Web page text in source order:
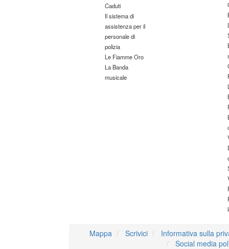
Caduti
Il sistema di
assistenza per il
personale di
polizia
Le Fiamme Oro
La Banda
musicale
Mappa Scrivici
Informativa sulla
Social media